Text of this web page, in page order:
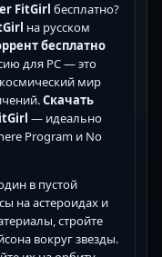
FitGirl бесплатно?
на русском
бесплатно
для PC — это
мир
Скачать
— идеально
Program и No
в пустой
на астероидах и
стройте
вокруг звезды.